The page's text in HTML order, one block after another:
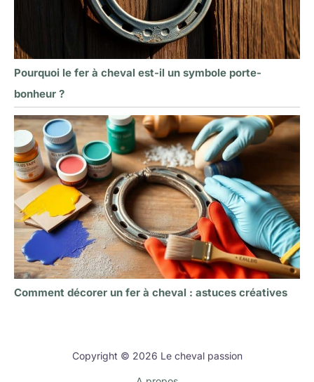
Pourquoi le fer à cheval est-il un symbole porte-
bonheur ?
Comment décorer un fer à cheval : astuces créatives
Copyright © 2026 Le cheval passion